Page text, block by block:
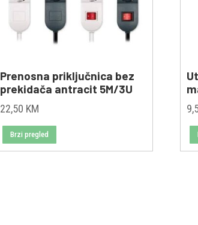
Prenosna priključnica bez
prekidača antracit 5M/3U
22,50 KM
Brzi pregled